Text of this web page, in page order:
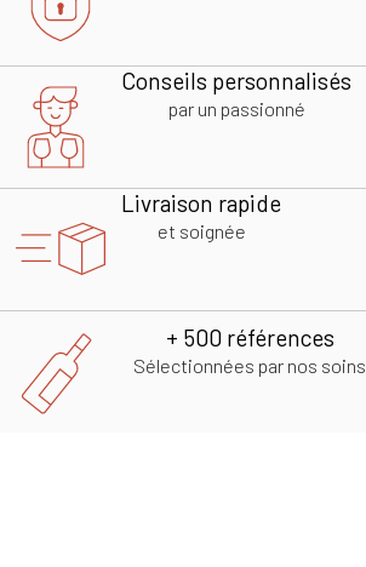
Conseils personnalisés
par un passionné
Livraison rapide
et soignée
+ 500 références
Sélectionnées par nos soins